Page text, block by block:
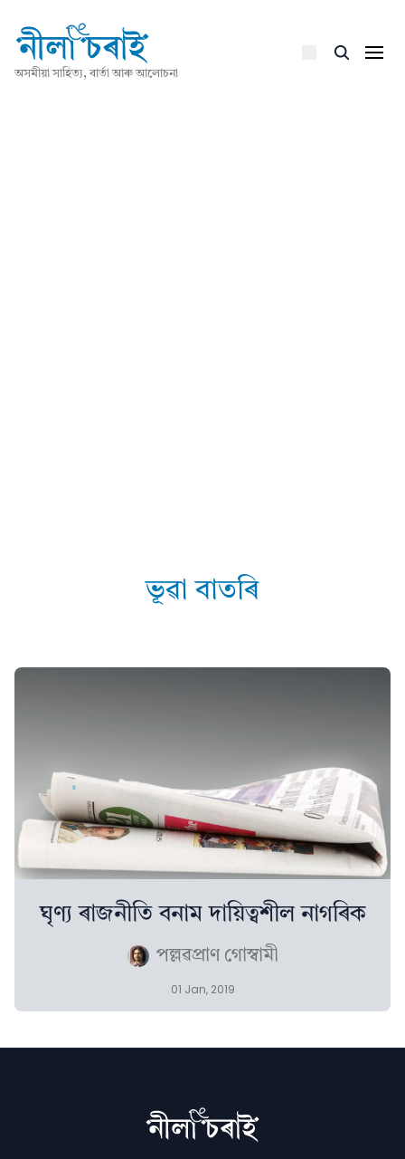
অসমীয়া সাহিত্য, বাৰ্তা আৰু আলোচনা
ভূৱা বাতৰি
ঘৃণ্য ৰাজনীতি বনাম দায়িত্বশীল নাগৰিক
পল্লৱপ্ৰাণ গোস্বামী
01 Jan, 2019